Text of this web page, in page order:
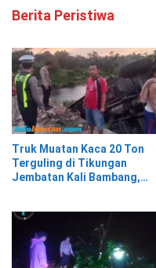
Berita Peristiwa
Truk Muatan Kaca 20 Ton
Terguling di Tikungan
Jembatan Kali Bambang,